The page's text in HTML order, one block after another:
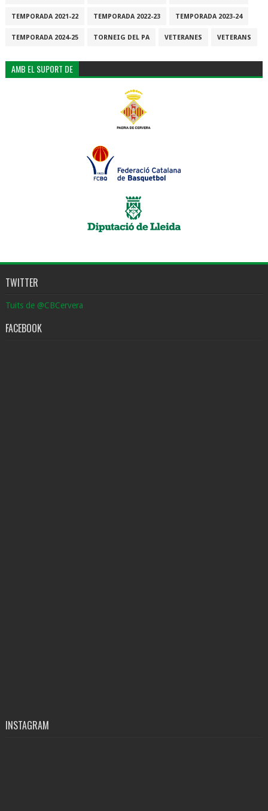
TEMPORADA 2021-22 TEMPORADA 2022-23 TEMPORADA 2023-24
TEMPORADA 2024-25 TORNEIG DEL PA VETERANES VETERANS
AMB EL SUPORT DE
TWITTER
Tuits de @CBCervera
FACEBOOK
INSTAGRAM